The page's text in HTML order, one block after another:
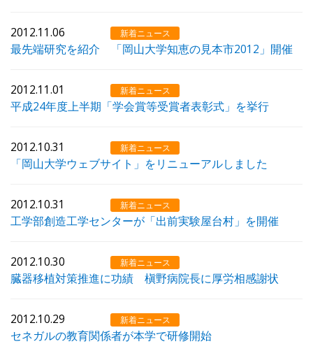
2012.11.06 新着ニュース
最先端研究を紹介 「岡山大学知恵の見本市2012」開催
2012.11.01 新着ニュース
平成24年度上半期「学会賞等受賞者表彰式」を挙行
2012.10.31 新着ニュース
「岡山大学ウェブサイト」をリニューアルしました
2012.10.31 新着ニュース
工学部創造工学センターが「出前実験屋台村」を開催
2012.10.30 新着ニュース
臓器移植対策推進に功績 槇野病院長に厚労相感謝状
2012.10.29 新着ニュース
セネガルの教育関係者が本学で研修開始